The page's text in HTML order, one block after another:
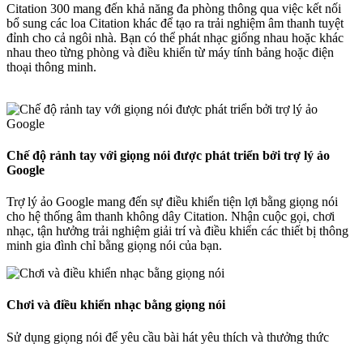
Citation 300 mang đến khả năng đa phòng thông qua việc kết nối
bổ sung các loa Citation khác để tạo ra trải nghiệm âm thanh tuyệt
đỉnh cho cả ngôi nhà. Bạn có thể phát nhạc giống nhau hoặc khác
nhau theo từng phòng và điều khiển từ máy tính bảng hoặc điện
thoại thông minh.
Chế độ rảnh tay với giọng nói được phát triển bởi trợ lý ảo
Google
Trợ lý ảo Google mang đến sự điều khiển tiện lợi bằng giọng nói
cho hệ thống âm thanh không dây Citation. Nhận cuộc gọi, chơi
nhạc, tận hưởng trải nghiệm giải trí và điều khiển các thiết bị thông
minh gia đình chỉ bằng giọng nói của bạn.
Chơi và điều khiển nhạc bằng giọng nói
Sử dụng giọng nói để yêu cầu bài hát yêu thích và thưởng thức